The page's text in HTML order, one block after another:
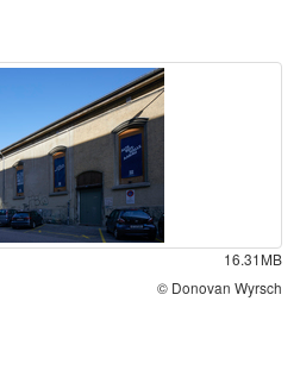
16.31MB
© Donovan Wyrsch